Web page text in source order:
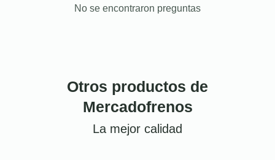
No se encontraron preguntas
Otros productos de
Mercadofrenos
La mejor calidad